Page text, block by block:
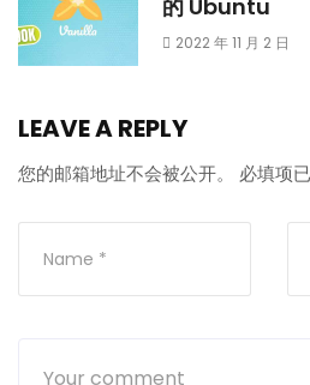
的 Ubuntu
2022 年 11 月 2 日
LEAVE A REPLY
您的邮箱地址不会被公开。 必填项